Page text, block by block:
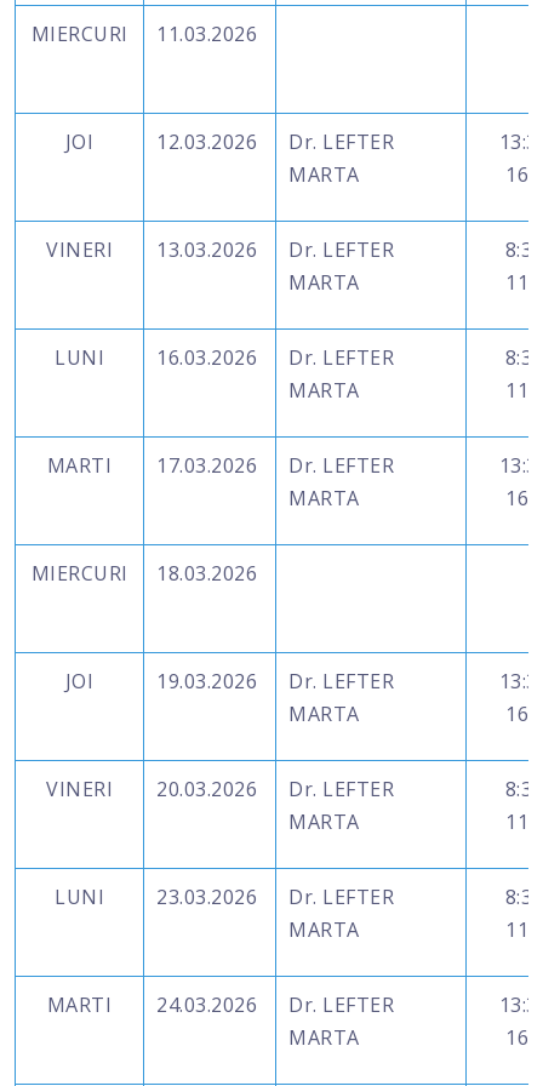
MIERCURI 11.03.2026
JOI 12.03.2026
Dr. LEFTER
MARTA
VINERI 13.03.2026
Dr. LEFTER
MARTA
LUNI 16.03.2026
Dr. LEFTER
MARTA
MARTI 17.03.2026
Dr. LEFTER
MARTA
MIERCURI 18.03.2026
JOI 19.03.2026
Dr. LEFTER
MARTA
VINERI 20.03.2026
Dr. LEFTER
MARTA
LUNI 23.03.2026
Dr. LEFTER
MARTA
MARTI 24.03.2026
Dr. LEFTER
MARTA